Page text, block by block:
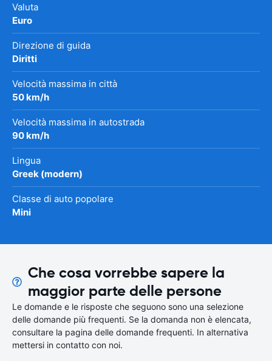
Valuta
Euro
Direzione di guida
Diritti
Velocità massima in città
50 km/h
Velocità massima in autostrada
90 km/h
Lingua
Greek (modern)
Classe di auto popolare
Mini
Che cosa vorrebbe sapere la
maggior parte delle persone
Le domande e le risposte che seguono sono una selezione
delle domande più frequenti. Se la domanda non è elencata,
consultare la pagina delle domande frequenti. In alternativa
mettersi in contatto con noi.